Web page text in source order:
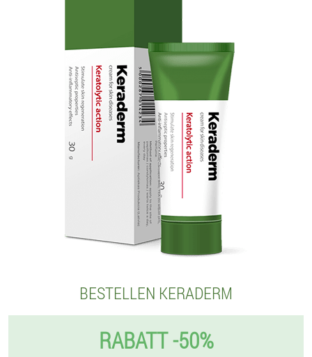
BESTELLEN KERADERM
RABATT -50%